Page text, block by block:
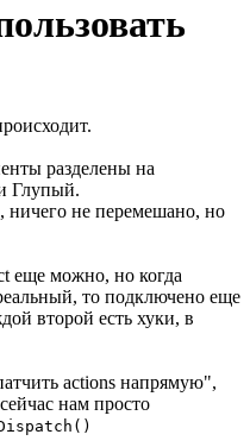
разделены на
Глупый.
ничего не перемешано, но
еще можно, но когда
то подключено еще
второй есть хуки, в
actions напрямую",
нам просто